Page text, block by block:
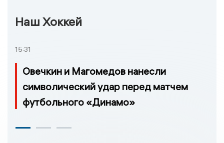
Наш Хоккей
15:31
Овечкин и Магомедов нанесли
символический удар перед матчем
футбольного «Динамо»